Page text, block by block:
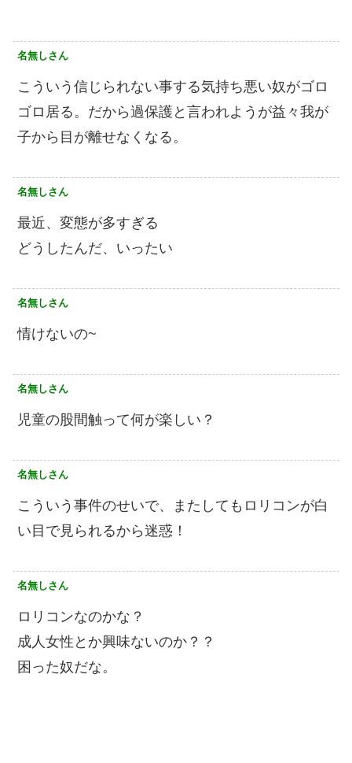
名無しさん
こういう信じられない事する気持ち悪い奴がゴロ
ゴロ居る。だから過保護と言われようが益々我が
子から目が離せなくなる。
名無しさん
最近、変態が多すぎる
どうしたんだ、いったい
名無しさん
情けないの~
名無しさん
児童の股間触って何が楽しい？
名無しさん
こういう事件のせいで、またしてもロリコンが白
い目で見られるから迷惑！
名無しさん
ロリコンなのかな？
成人女性とか興味ないのか？？
困った奴だな。